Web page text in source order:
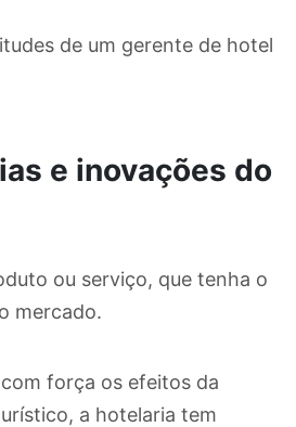
de um gerente de hotel
e inovações do
ou serviço, que tenha o
mercado.
força os efeitos da
a hotelaria tem